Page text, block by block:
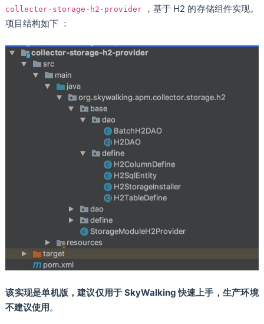
collector-storage-h2-provider
，基于 H2 的存储组件实现。
项目结构如下 ：
该实现是单机版，建议仅用于 SkyWalking 快速上手，生产环境
不建议使用。